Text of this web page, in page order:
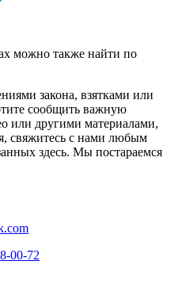
можно также найти по
закона, взятками или
сообщить важную
или другими материалами,
свяжитесь с нами любым
здесь. Мы постараемся
00-72